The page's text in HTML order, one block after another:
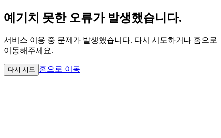
예기치 못한 오류가 발생했습니다.
서비스 이용 중 문제가 발생했습니다. 다시 시도하거나 홈으로
이동해주세요.
다시 시도 홈으로 이동